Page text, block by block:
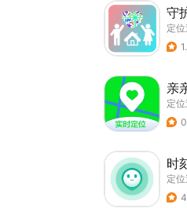
守
定
亲
定
时
定